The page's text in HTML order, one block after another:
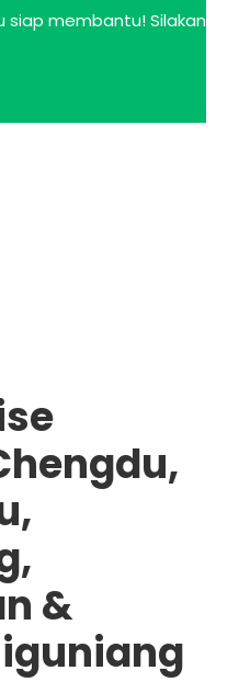
siap membantu! Silakan
&